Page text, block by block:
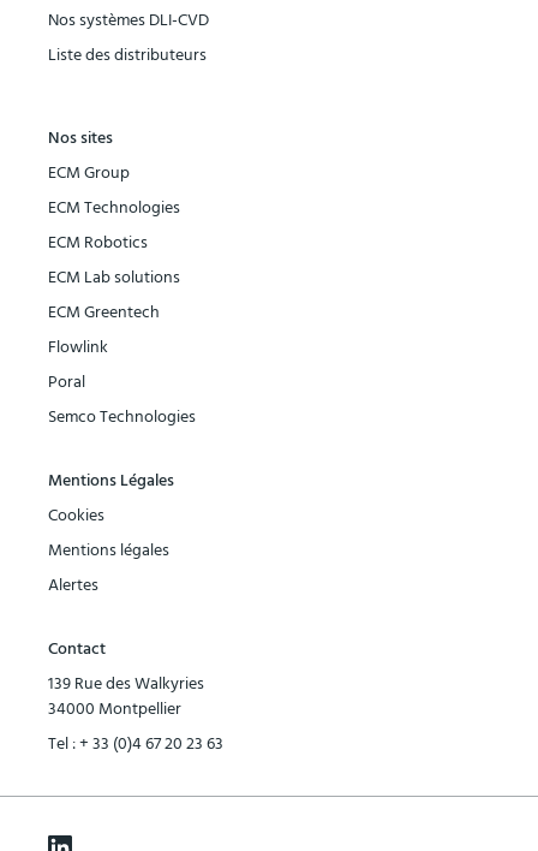
Nos systèmes DLI-CVD
Liste des distributeurs
Nos sites
ECM Group
ECM Technologies
ECM Robotics
ECM Lab solutions
ECM Greentech
Flowlink
Poral
Semco Technologies
Mentions Légales
Cookies
Mentions légales
Alertes
Contact
139 Rue des Walkyries
34000 Montpellier
Tel :+ 33 (0)4 67 20 23 63